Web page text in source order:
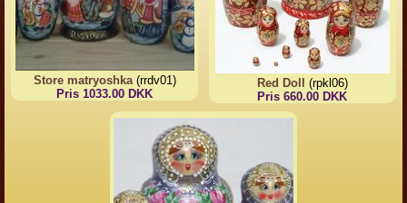
Store matryoshka(rrdv01)
Pris 1033.00 DKK
Red Doll
(rpkl06)
Pris 660.00 DKK